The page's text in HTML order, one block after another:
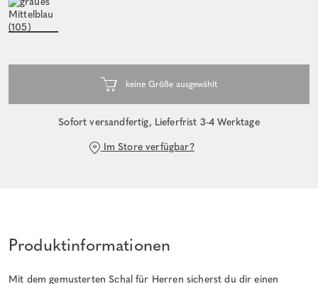
Sofort versandfertig, Lieferfrist 3-4 Werktage
Im Store verfügbar?
Produktinformationen
Mit dem gemusterten Schal für Herren sicherst du dir einen